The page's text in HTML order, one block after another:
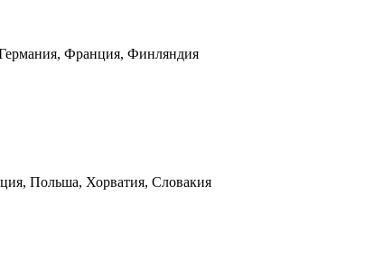
Франция, Финляндия
Польша, Хорватия, Словакия